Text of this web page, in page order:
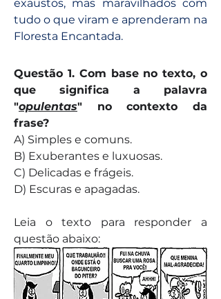
exaustos, mas maravilhados com
tudo o que viram e aprenderam na
Floresta Encantada.
Questão 1. Com base no texto, o
que significa a palavra
"opulentas" no contexto da
frase?
A) Simples e comuns.
B) Exuberantes e luxuosas.
C) Delicadas e frágeis.
D) Escuras e apagadas.
Leia o texto para responder a
questão abaixo: